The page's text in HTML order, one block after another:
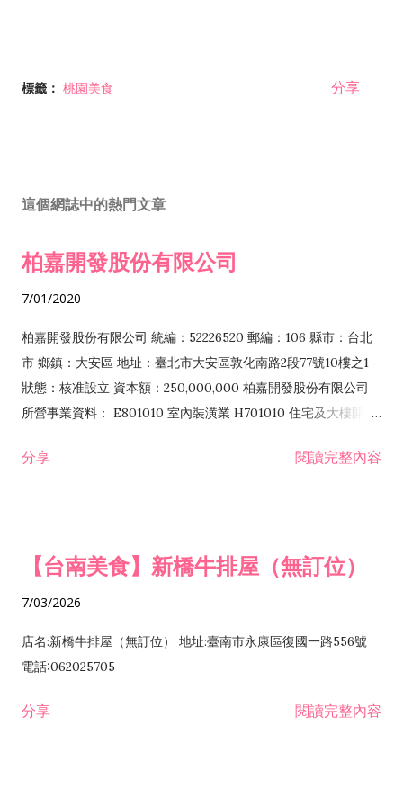
標籤： 桃園美食 分享
這個網誌中的熱門文章
柏嘉開發股份有限公司
7/01/2020
柏嘉開發股份有限公司 統編：52226520 郵編：106 縣市：台北
市 鄉鎮：大安區 地址：臺北市大安區敦化南路2段77號10樓之1
狀態：核准設立 資本額：250,000,000 柏嘉開發股份有限公司
所營事業資料： E801010 室內裝潢業 H701010 住宅及大樓開發
發業 H703090 不動產買賣業 H703100 不動產租賃業 I503010
分享 閱讀完整內容
【台南美食】新橋牛排屋（無訂位）
7/03/2026
店名:新橋牛排屋（無訂位） 地址:臺南市永康區復國一路556號
電話:062025705
分享 閱讀完整內容